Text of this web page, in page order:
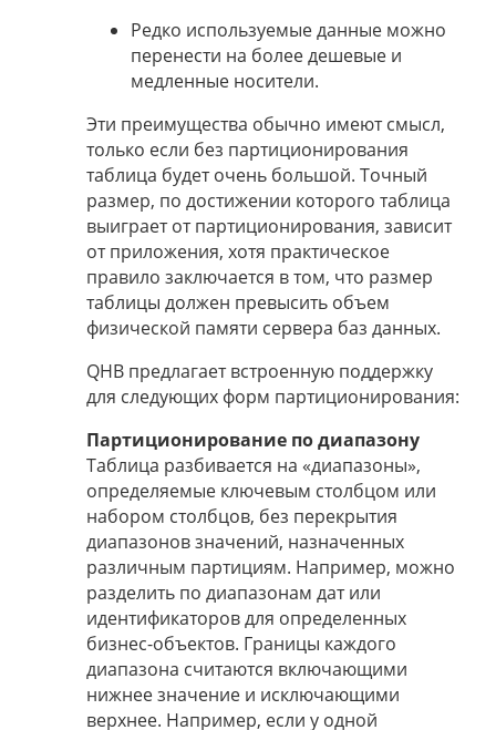
Редко используемые данные можно
перенести на более дешевые и
медленные носители.
Эти преимущества обычно имеют смысл,
только если без партиционирования
таблица будет очень большой. Точный
размер, по достижении которого таблица
выиграет от партиционирования, зависит
от приложения, хотя практическое
правило заключается в том, что размер
таблицы должен превысить объем
физической памяти сервера баз данных.
QHB предлагает встроенную поддержку
для следующих форм партиционирования:
Партиционирование по диапазону
Таблица разбивается на «диапазоны»,
определяемые ключевым столбцом или
набором столбцов, без перекрытия
диапазонов значений, назначенных
различным партициям. Например, можно
разделить по диапазонам дат или
идентификаторов для определенных
бизнес-объектов. Границы каждого
диапазона считаются включающими
нижнее значение и исключающими
верхнее. Например, если у одной